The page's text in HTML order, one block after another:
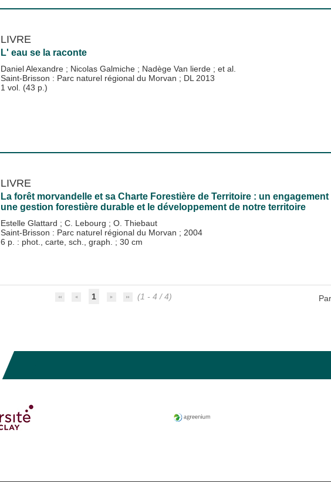
LIVRE
L' eau se la raconte
Daniel Alexandre ; Nicolas Galmiche ; Nadège Van lierde ; et al.
Saint-Brisson : Parc naturel régional du Morvan ; DL 2013
1 vol. (43 p.)
LIVRE
La forêt morvandelle et sa Charte Forestière de Territoire : un
une gestion forestière durable et le développement de notre territoire
Estelle Glattard ; C. Lebourg ; O. Thiebaut
Saint-Brisson : Parc naturel régional du Morvan ; 2004
6 p. : phot., carte, sch., graph. ; 30 cm
1 (1 - 4 / 4)